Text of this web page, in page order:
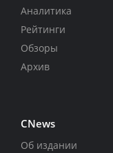
Аналитика
Рейтинги
Обзоры
Архив
CNews
Об издании